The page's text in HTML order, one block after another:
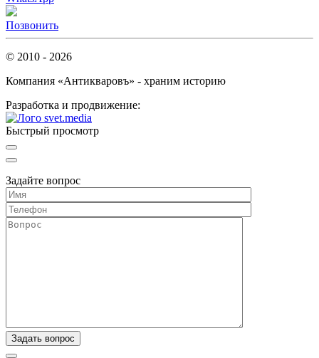
Позвонить
© 2010 - 2026
Компания «Антикваровъ» - храним историю
Разработка и продвижение:
Быстрый просмотр
Задайте вопрос